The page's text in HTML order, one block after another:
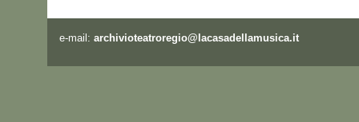
e-mail: archivioteatroregio@lacasadellamusica.it